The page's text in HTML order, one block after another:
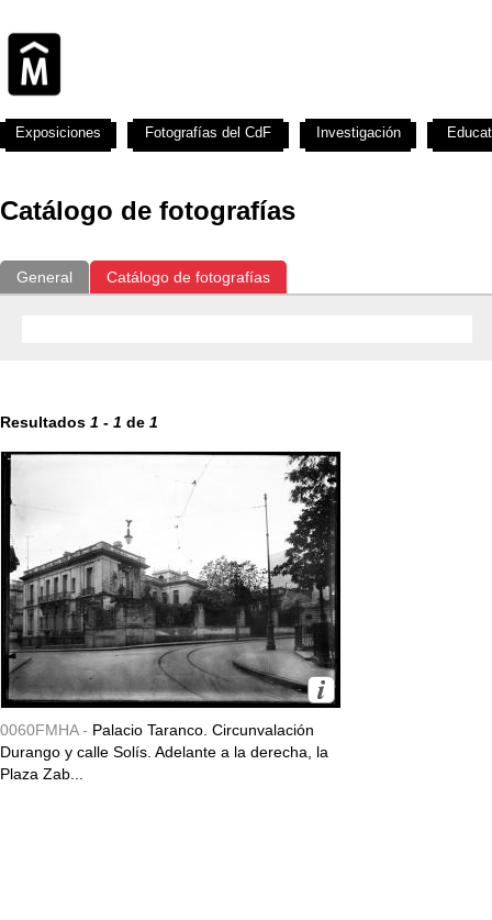
Catálogo de fotografías
General Catálogo de fotografías
Resultados 1 - 1 de 1
0060FMHA - Palacio Taranco. Circunvalación
Durango y calle Solís. Adelante a la derecha, la
Plaza Zab...
Exposiciones Fotografías del CdF Investigación